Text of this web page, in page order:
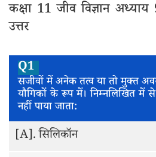
कक्षा 11 जीव विज्ञान
उत्तर
Q1
सजीवों में अनेक तत्व या तो मुक्त
यौगिकों के रूप में। निम्नलिखित में
नहीं पाया जाता:
[A].सिलिकॉन